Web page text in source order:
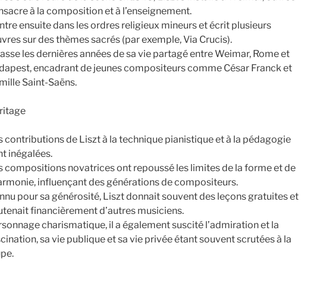
à la composition et à l’enseignement.
ensuite dans les ordres religieux mineurs et écrit plusieurs
sur des thèmes sacrés (par exemple, Via Crucis).
les dernières années de sa vie partagé entre Weimar, Rome et
encadrant de jeunes compositeurs comme César Franck et
Saint-Saëns.
contributions de Liszt à la technique pianistique et à la pédagogie
inégalées.
compositions novatrices ont repoussé les limites de la forme et de
influençant des générations de compositeurs.
pour sa générosité, Liszt donnait souvent des leçons gratuites et
financièrement d’autres musiciens.
charismatique, il a également suscité l’admiration et la
sa vie publique et sa vie privée étant souvent scrutées à la